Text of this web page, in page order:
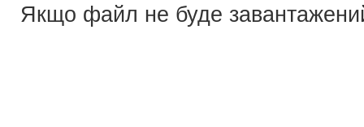
Якщо файл не буде